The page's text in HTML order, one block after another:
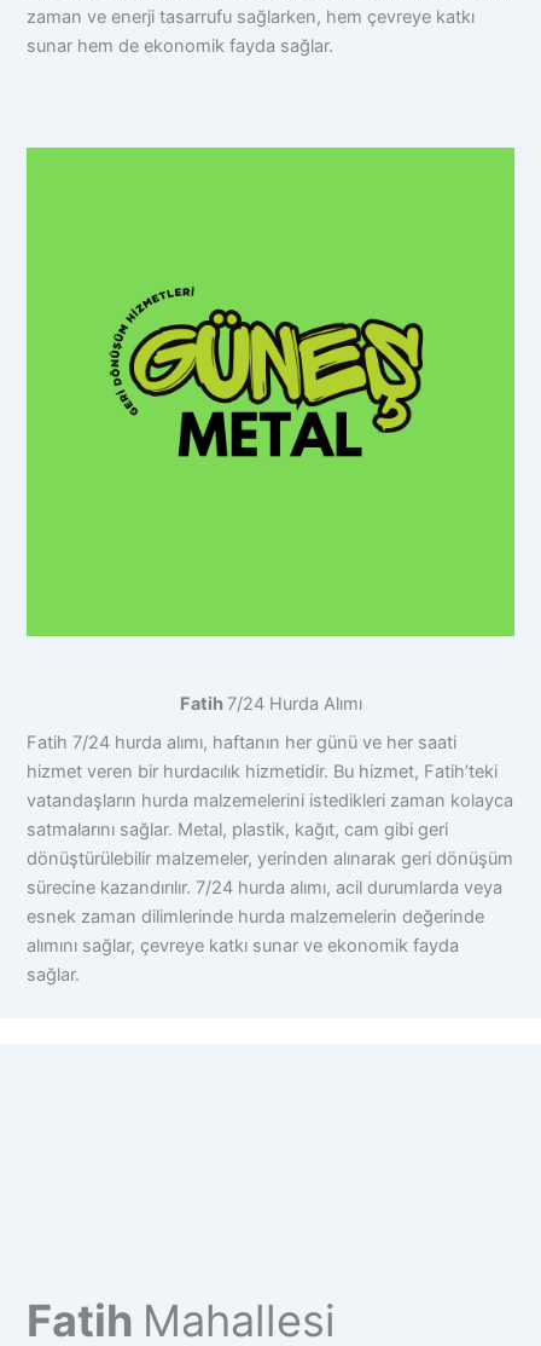
zaman ve enerji tasarrufu sağlarken, hem çevreye katkı
sunar hem de ekonomik fayda sağlar.
Fatih 7/24 Hurda Alımı
Fatih 7/24 hurda alımı, haftanın her günü ve her saati
hizmet veren bir hurdacılık hizmetidir. Bu hizmet, Fatih’teki
vatandaşların hurda malzemelerini istedikleri zaman kolayca
satmalarını sağlar. Metal, plastik, kağıt, cam gibi geri
dönüştürülebilir malzemeler, yerinden alınarak geri dönüşüm
sürecine kazandırılır. 7/24 hurda alımı, acil durumlarda veya
esnek zaman dilimlerinde hurda malzemelerin değerinde
alımını sağlar, çevreye katkı sunar ve ekonomik fayda
sağlar.
Fatih Mahallesi